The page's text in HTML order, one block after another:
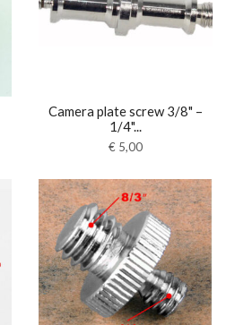
Camera plate screw 3/8" –
1/4"...
€ 5,00